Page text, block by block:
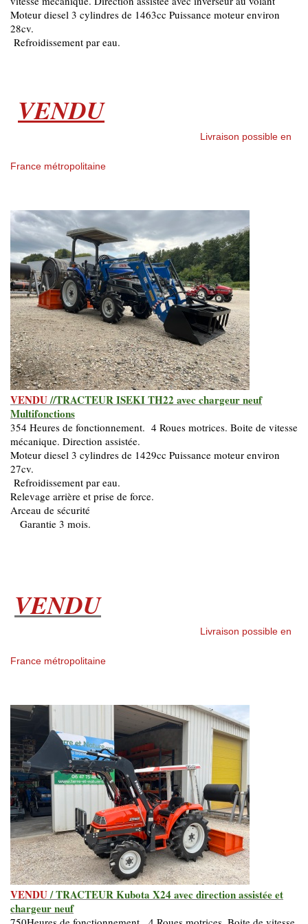
Moteur diesel 3 cylindres de 1463cc Puissance moteur environ
28cv.
Refroidissement par eau.
VENDU
Livraison possible en
France métropolitaine
VENDU//TRACTEUR ISEKI TH22 avec chargeur neuf
Multifonctions
354 Heures de fonctionnement. 4 Roues motrices. Boite de vitesse
mécanique. Direction assistée.
Moteur diesel 3 cylindres de 1429cc Puissance moteur environ
27cv.
Refroidissement par eau.
Relevage arrière et prise de force.
Arceau de sécurité
Garantie 3 mois.
VENDU
Livraison possible en
France métropolitaine
VENDU/ TRACTEUR Kubota X24 avec direction assistée et
chargeur neuf